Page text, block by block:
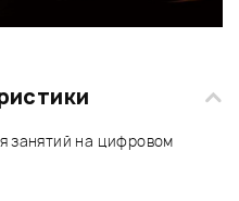
занятий на цифровом